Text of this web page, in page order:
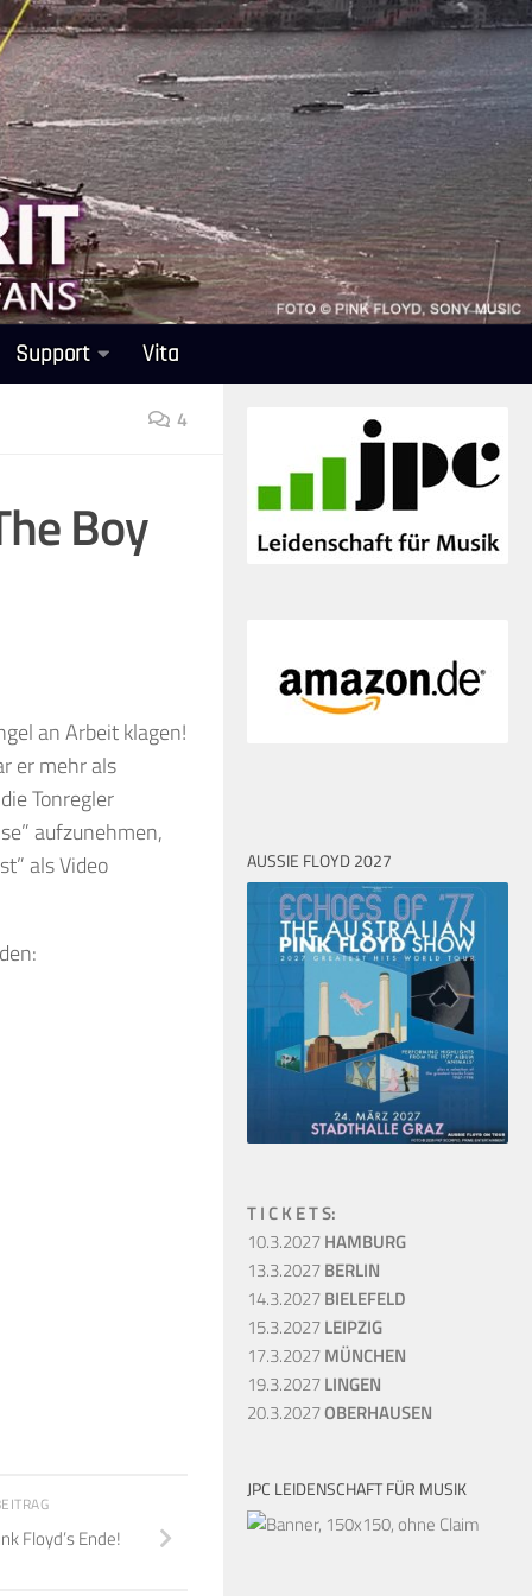
Support Vita
4
Boy
an Arbeit klagen!
er mehr als
Tonregler
aufzunehmen,
als Video
Floyd’s Ende!
AUSSIE FLOYD 2027
T I C K E T S:
10.3.2027HAMBURG
13.3.2027BERLIN
14.3.2027BIELEFELD
15.3.2027LEIPZIG
17.3.2027MÜNCHEN
19.3.2027LINGEN
20.3.2027OBERHAUSEN
JPC LEIDENSCHAFT FÜR MUSIK